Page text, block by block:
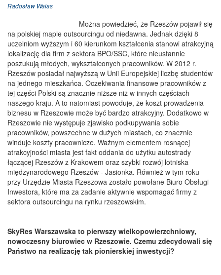
Radosław Walas
Można powiedzieć, że Rzeszów pojawił się
na polskiej mapie outsourcingu od niedawna. Jednak dzięki 8
uczelniom wyższym i 60 kierunkom kształcenia stanowi atrakcyjną
lokalizację dla firm z sektora BPO/SSC, które nieustannie
poszukują młodych, wykształconych pracowników. W 2012 r.
Rzeszów posiadał najwyższą w Unii Europejskiej liczbę studentów
na jednego mieszkańca. Oczekiwania finansowe pracowników z
tej części Polski są znacznie niższe niż w innych częściach
naszego kraju. A to natomiast powoduje, że koszt prowadzenia
biznesu w Rzeszowie może być bardzo atrakcyjny. Dodatkowo w
Rzeszowie nie występuje zjawisko podkupywania sobie
pracowników, powszechne w dużych miastach, co znacznie
winduje koszty pracownicze. Ważnym elementem rosnącej
atrakcyjności miasta jest fakt oddania do użytku autostrady
łączącej Rzeszów z Krakowem oraz szybki rozwój lotniska
międzynarodowego Rzeszów - Jasionka. Również w tym roku
przy Urzędzie Miasta Rzeszowa zostało powołane Biuro Obsługi
Inwestora, które ma za zadanie aktywnie wspomagać firmy z
sektora outsourcingu na rynku rzeszowskim.
SkyRes Warszawska to pierwszy wielkopowierzchniowy,
nowoczesny biurowiec w Rzeszowie. Czemu zdecydowali się
Państwo na realizację tak pionierskiej inwestycji?